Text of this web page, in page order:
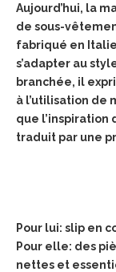
Aujourd’hui, la
de sous-
fabriqué en
s’adapter au
branchée, il
à l’utilisation de
que l’inspiration
traduit par une
Pour lui: slip en
Pour elle: des
nettes et